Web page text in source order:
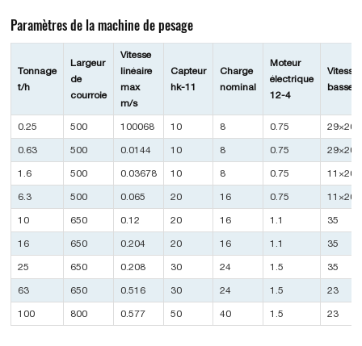
Paramètres de la machine de pesage
Tonnage
t/h
Largeur
de
courroie
Vitesse
linéaire
max
m/s
Capteur
hk-11
Charge
nominal
Moteur
électrique
12-4
Vitesse-
basse
0.25 500 100068 10 8 0.75 29×20
0.63 500 0.0144 10 8 0.75 29×20
1.6 500 0.03678 10 8 0.75 11×20
6.3 500 0.065 20 16 0.75 11×20
10 650 0.12 20 16 1.1 35
16 650 0.204 20 16 1.1 35
25 650 0.208 30 24 1.5 35
63 650 0.516 30 24 1.5 23
100 800 0.577 50 40 1.5 23